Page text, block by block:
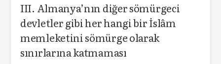
III. Almanya’nın diğer sömürgeci
devletler gibi her hangi bir İslâm
memleketini sömürge olarak
sınırlarına katmaması